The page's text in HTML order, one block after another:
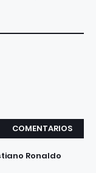
COMENTARIOS
Ronaldo